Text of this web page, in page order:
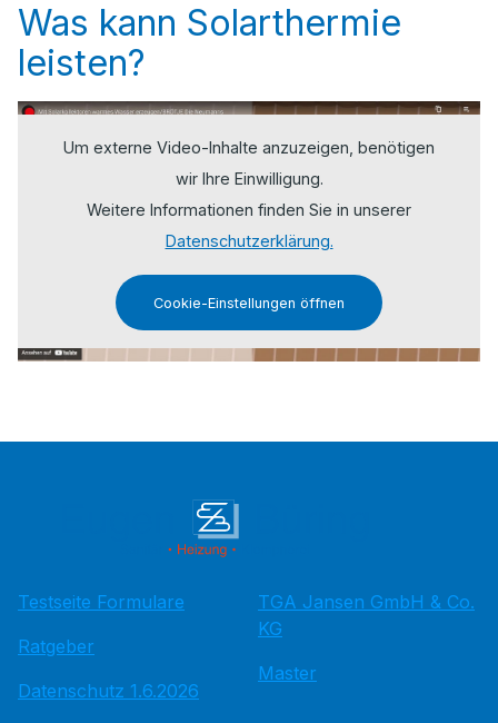
Was kann Solarthermie
leisten?
Um externe Video-Inhalte anzuzeigen, benötigen
wir Ihre Einwilligung.
Weitere Informationen finden Sie in unserer
Datenschutzerklärung.
Cookie-Einstellungen öffnen
Testseite Formulare
Ratgeber
Datenschutz 1.6.2026
TGA Jansen GmbH & Co.
KG
Master